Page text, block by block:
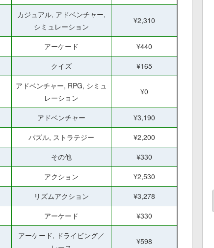
カジュアル, アドベンチャー,
シミュレーション
¥2,310
アーケード
¥440
クイズ ¥165
アドベンチャー, RPG, シミュ
レーション
¥0
アドベンチャー
¥3,190
パズル, ストラテジー
¥2,200
その他
¥330
アクション
¥2,530
リズムアクション
¥3,278
アーケード ¥330
アーケード, ドライビング／
¥598